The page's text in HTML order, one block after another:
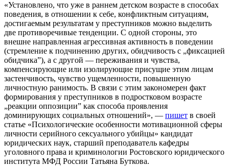
«Установлено, что уже в раннем детском возрасте в способах
поведения, в отношении к себе, конфликтным ситуациям,
достигаемым результатам у преступников можно выделить
две противоречивые тенденции. С одной стороны, это
внешне направленная агрессивная активность в поведении
(стремление к подчинению других, обидчивость с „фиксацией
обидчика”), а с другой — переживания и чувства,
компенсирующие или изолирующие присущие этим лицам
застенчивость, чувство ущемленности, повышенную
личностную ранимость. В связи с этим закономерен факт
формирования у преступников в подростковом возрасте
„реакции оппозиции” как способа проявления
доминирующих социальных отношений», — пишет в своей
статье «Психологические особенности мотивационной сферы
личности серийного сексуального убийцы» кандидат
юридических наук, старший преподаватель кафедры
уголовного права и криминологии Ростовского юридического
института МФД России Татьяна Буткова.